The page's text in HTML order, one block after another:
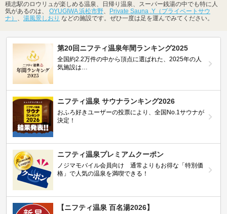
積志駅のロウリュが楽しめる温泉、日帰り温泉、スーパー銭湯の中でも特に人
気があるのは、 OYUGIWA 浜松市野、
Private Sauna .Y（プライベートサウ
ナ） 、 湯風景しおり などの施設です。ぜひ一度は足を運んでみてください。
第20回ニフティ温泉年間ランキング2025
全国約2.2万件の中から頂点に選ばれた、2025年の人
気施設は…
ニフティ温泉 サウナランキング2026
おふろ好きユーザーの投票により、全国No.1サウナが
決定！
ニフティ温泉プレミアムクーポン
ノジマモバイル会員向け 通常よりもお得な「特別価
格」で人気の温泉を満喫できる！
【ニフティ温泉 百名湯2026】